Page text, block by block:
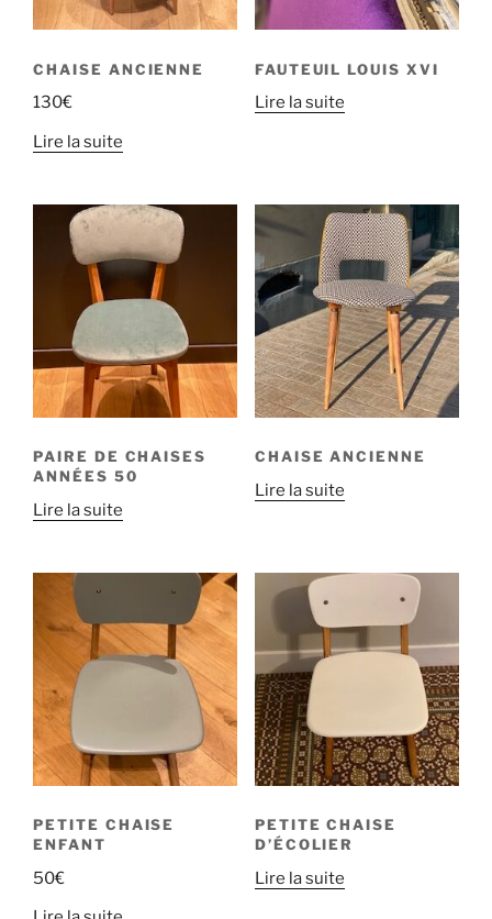
CHAISE ANCIENNE
130€
Lire la suite
FAUTEUIL LOUIS XVI
Lire la suite
PAIRE DE CHAISES
ANNÉES 50
Lire la suite
CHAISE ANCIENNE
Lire la suite
PETITE CHAISE
ENFANT
50€
PETITE CHAISE
D’ÉCOLIER
Lire la suite